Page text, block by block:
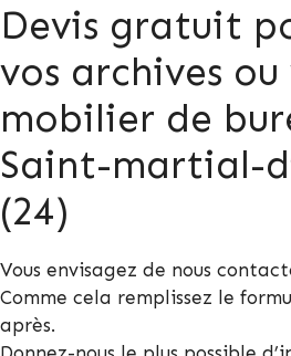
Devis gratuit
vos archives
mobilier de
Saint-martial-
(24)
Vous envisagez de nous
Comme cela remplissez le
après.